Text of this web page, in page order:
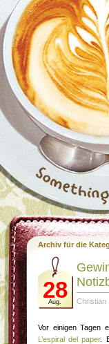
Archiv für die
28
Aug. Christian
Vor einigen Tagen
L’espiral del paper.